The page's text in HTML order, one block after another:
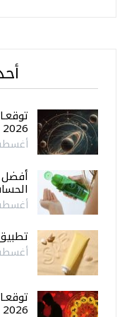
2026
أغسطس 8,
أفضل
أغسطس 7,
أغسطس 7,
2026